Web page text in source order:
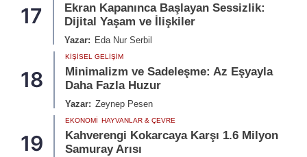
17
Ekran Kapanınca Başlayan Sessizlik:
Dijital Yaşam ve İlişkiler
Yazar: Eda Nur Serbil
18
KIŞISEL GELIŞIM
Minimalizm ve Sadeleşme: Az Eşyayla
Daha Fazla Huzur
Yazar: Zeynep Pesen
19
EKONOMI HAYVANLAR & ÇEVRE
Kahverengi Kokarcaya Karşı 1.6 Milyon
Samuray Arısı